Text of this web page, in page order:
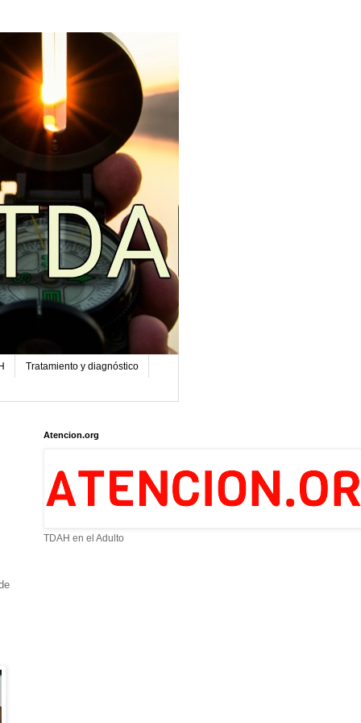
Tratamiento y diagnóstico
Atencion.org
TDAH en el Adulto